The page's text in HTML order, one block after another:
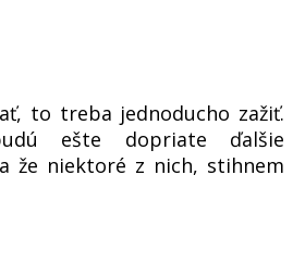
to treba jednoducho zažiť.
ešte dopriate ďalšie
že niektoré z nich, stihnem